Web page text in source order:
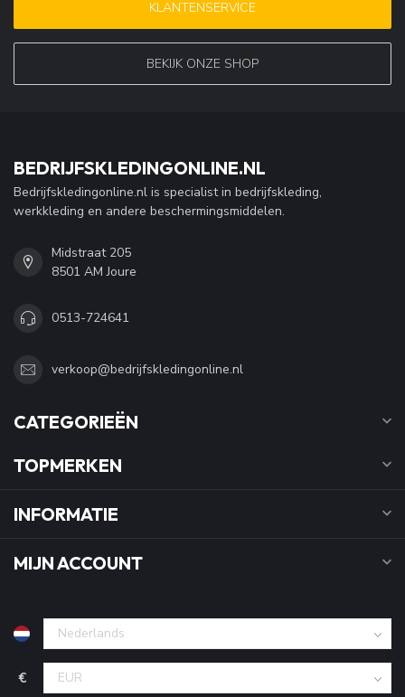
KLANTENSERVICE
BEKIJK ONZE SHOP
BEDRIJFSKLEDINGONLINE.NL
Bedrijfskledingonline.nl is specialist in bedrijfskleding,
werkkleding en andere beschermingsmiddelen.
Midstraat 205
8501 AM Joure
0513-724641
verkoop@bedrijfskledingonline.nl
CATEGORIEËN
TOPMERKEN
INFORMATIE
MIJN ACCOUNT
€